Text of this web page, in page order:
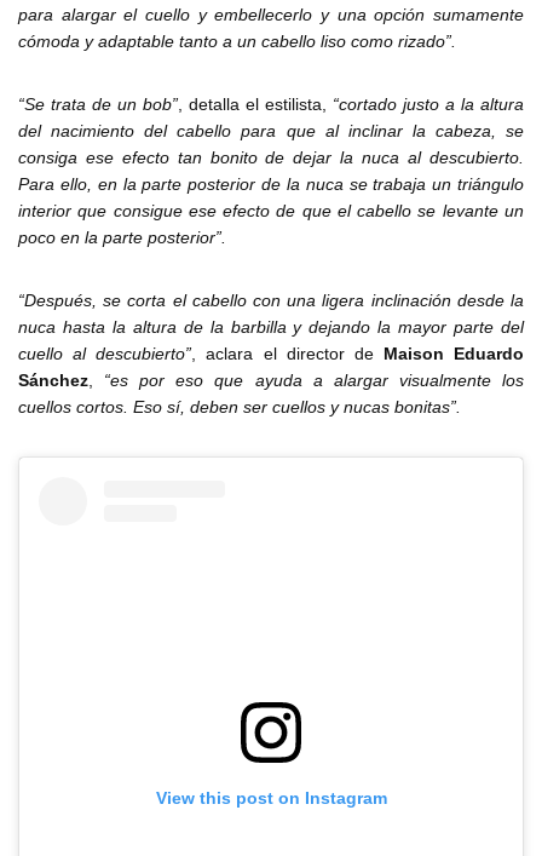
para alargar el cuello y embellecerlo y una opción sumamente
cómoda y adaptable tanto a un cabello liso como rizado”.
“Se trata de un bob”, detalla el estilista, “cortado justo a la altura
del nacimiento del cabello para que al inclinar la cabeza, se
consiga ese efecto tan bonito de dejar la nuca al descubierto.
Para ello, en la parte posterior de la nuca se trabaja un triángulo
interior que consigue ese efecto de que el cabello se levante un
poco en la parte posterior”.
“Después, se corta el cabello con una ligera inclinación desde la
nuca hasta la altura de la barbilla y dejando la mayor parte del
cuello al descubierto”, aclara el director de
Maison Eduardo
Sánchez, “es por eso que ayuda a alargar visualmente los
cuellos cortos. Eso sí, deben ser cuellos y nucas bonitas”.
View this post on Instagram